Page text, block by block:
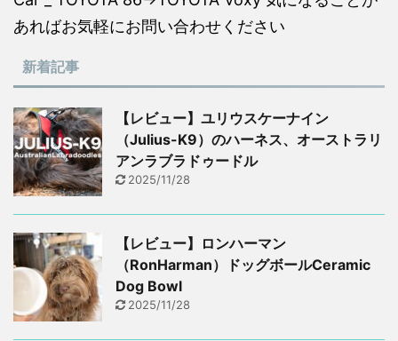
あればお気軽にお問い合わせください
新着記事
【レビュー】ユリウスケーナイン
（Julius-K9）のハーネス、オーストラリ
アンラブラドゥードル
2025/11/28
【レビュー】ロンハーマン
（RonHarman）ドッグボールCeramic
Dog Bowl
2025/11/28